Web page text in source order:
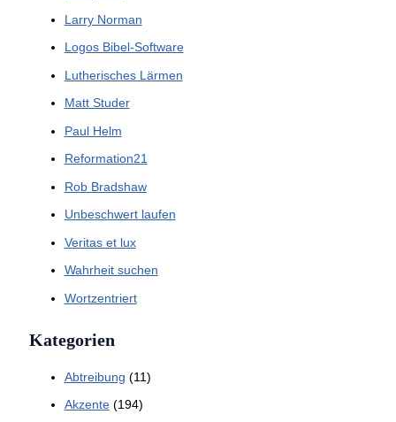
Larry Norman
Logos Bibel-Software
Lutherisches Lärmen
Matt Studer
Paul Helm
Reformation21
Rob Bradshaw
Unbeschwert laufen
Veritas et lux
Wahrheit suchen
Wortzentriert
Kategorien
Abtreibung (11)
Akzente(194)